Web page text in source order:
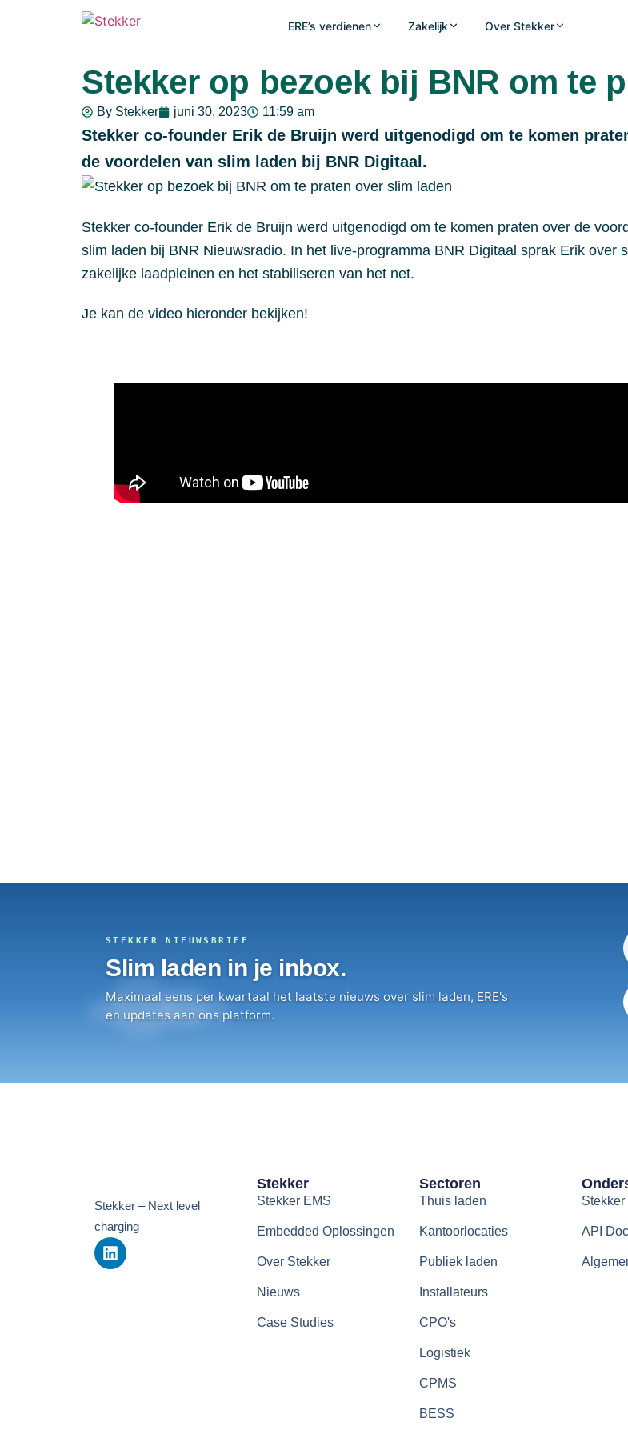
ERE’s verdienen Zakelijk Over Stekker
Stekker op bezoek bij BNR om te
By Stekker juni 30, 2023 11:59 am
Stekker co-founder Erik de Bruijn werd uitgenodigd om te komen
de voordelen van slim laden bij BNR Digitaal.
Stekker co-founder Erik de Bruijn werd uitgenodigd om te komen praten over de
slim laden bij BNR Nieuwsradio. In het live-programma BNR Digitaal sprak Erik over
zakelijke laadpleinen en het stabiliseren van het net.
Je kan de video hieronder bekijken!
STEKKER NIEUWSBRIEF
Slim laden in je inbox.
Maximaal eens per kwartaal het laatste nieuws over slim laden, ERE's
en updates aan ons platform.
Stekker – Next level
charging
Stekker
Stekker EMS
Embedded Oplossingen
Over Stekker
Nieuws
Case Studies
Sectoren
Thuis laden
Kantoorlocaties
Publiek laden
Installateurs
CPO's
Logistiek
CPMS
BESS
API
Verdien geld met slim laden
Bereken wat jij kunt verdienen met de combinatie van slim laden op kwartierprijzen en ERE-
vergoeding.
VOOR THUIS
Wat zijn ERE's?
Laden op zon, prijs en congestie
ERE-Calculator
Wat kost Stekker en wat levert het op?
Intelligent energiemanagement voor EV-laden
De Stekker Engine optimaliseert het laden op uw gehele locatie — balanceert netcapaciteit,
energieprijzen, zonneproductie en voertuigprioriteiten in real time.
OPLOSSINGEN VOOR
Kantoorlocaties
Thuis laden Logistiek
Productie CPO's
Nieuws
Wat is slim laden?
Slim laden vs. urgentie
Groeien binnen uw netlimieten
Alle artikelen
Ondersteuning
veelgestelde vragen.
Naar Support Center